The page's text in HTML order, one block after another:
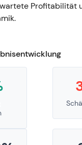
Profitabilität